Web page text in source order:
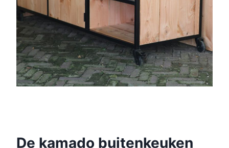
De kamado buitenkeuken